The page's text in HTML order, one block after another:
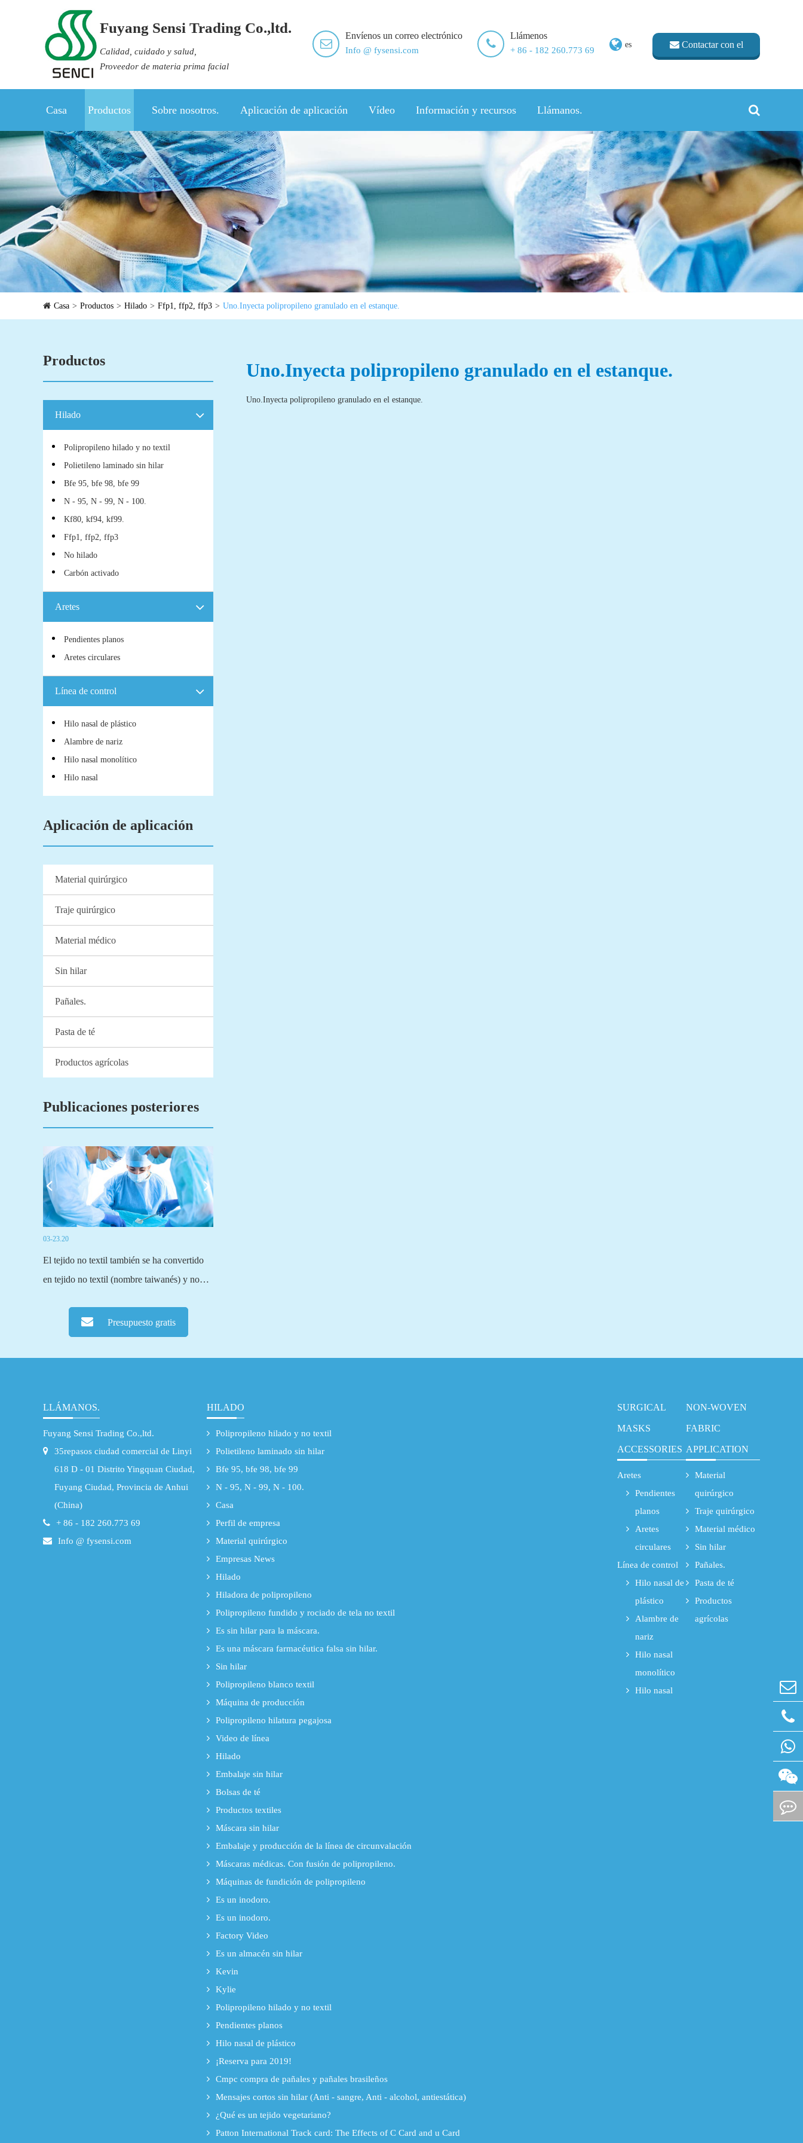
Fuyang Sensi Trading Co.,ltd.
Calidad, cuidado y salud,
Proveedor de materia prima facial
Envíenos un correo electrónico
Info @ fysensi.com
Llámenos
+ 86 - 182 260.773 69
es Contactar con el
Casa Productos Sobre nosotros. Aplicación de aplicación Vídeo Información y recursos Llámanos.
Casa Productos Hilado Ffp1, ffp2, ffp3 Uno.Inyecta polipropileno granulado en el estanque.
Productos
Hilado
Polipropileno hilado y no textil
Polietileno laminado sin hilar
Bfe 95, bfe 98, bfe 99
N - 95, N - 99, N - 100.
Kf80, kf94, kf99.
Ffp1, ffp2, ffp3
No hilado
Carbón activado
Aretes
Pendientes planos
Aretes circulares
Línea de control
Hilo nasal de plástico
Alambre de nariz
Hilo nasal monolítico
Hilo nasal
Aplicación de aplicación
Material quirúrgico
Traje quirúrgico
Material médico
Sin hilar
Pañales.
Pasta de té
Productos agrícolas
Publicaciones posteriores
03-23.20
El tejido no textil también se ha convertido
en tejido no textil (nombre taiwanés) y no
telas tradicionales, ya sean de tejido o de
punto o de otro tipo, se tejen a través de
fibras...
sin hilar, y la otra...
Presupuesto gratis
Uno.Inyecta polipropileno granulado en el estanque.
Uno.Inyecta polipropileno granulado en el estanque.
LLÁMANOS.
Fuyang Sensi Trading Co.,ltd.
35repasos ciudad comercial de Linyi
618 D - 01 Distrito Yingquan Ciudad,
Fuyang Ciudad, Provincia de Anhui
(China)
+ 86 - 182 260.773 69
Info @ fysensi.com
HILADO
Polipropileno hilado y no textil
Polietileno laminado sin hilar
Bfe 95, bfe 98, bfe 99
N - 95, N - 99, N - 100.
Casa
Perfil de empresa
Material quirúrgico
Empresas News
Hilado
Hiladora de polipropileno
Polipropileno fundido y rociado de tela no textil
Es sin hilar para la máscara.
Es una máscara farmacéutica falsa sin hilar.
Sin hilar
Polipropileno blanco textil
Máquina de producción
Polipropileno hilatura pegajosa
Video de línea
Hilado
Embalaje sin hilar
Bolsas de té
Productos textiles
Máscara sin hilar
Embalaje y producción de la línea de circunvalación
Máscaras médicas. Con fusión de polipropileno.
Máquinas de fundición de polipropileno
Es un inodoro.
Es un inodoro.
Factory Video
Es un almacén sin hilar
Kevin
Kylie
Polipropileno hilado y no textil
Pendientes planos
Hilo nasal de plástico
¡Reserva para 2019!
Cmpc compra de pañales y pañales brasileños
Mensajes cortos sin hilar (Anti - sangre, Anti - alcohol, antiestática)
¿Qué es un tejido vegetariano?
Patton International Track card: The Effects of C Card and u Card
SURGICAL
MASKS
ACCESSORIES
Aretes
Pendientes
planos
Aretes
circulares
Línea de control
Hilo nasal de
plástico
Alambre de
nariz
Hilo nasal
monolítico
Hilo nasal
NON-WOVEN
FABRIC
APPLICATION
Material
quirúrgico
Traje quirúrgico
Material médico
Sin hilar
Pañales.
Pasta de té
Productos
agrícolas